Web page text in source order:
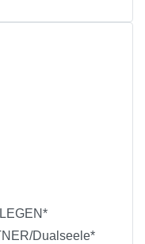
Dualseele*